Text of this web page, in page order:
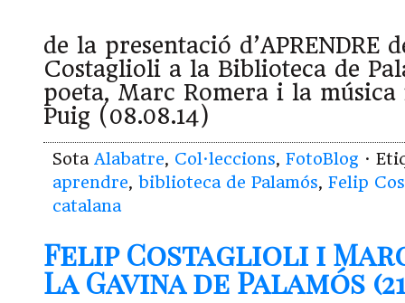
de la presentació d’APRENDRE
Costaglioli a la Biblioteca de
poeta, Marc Romera i la música
Puig (08.08.14)
Sota Alabatre, Col·leccions, FotoBlog ·
aprendre, biblioteca de Palamós, Felip
catalana
Felip Costaglioli i
La Gavina de Palamós